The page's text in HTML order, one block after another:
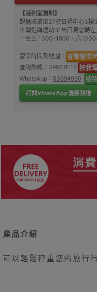
【陳列室資料】
觀塘成業街27號日昇中心3樓
＊鄰近觀塘站B1出口馬會轉
一至五 1000-1900、六
營業時間及地圖： 查看營業
查詢熱線： 3956 8117 按我
WhatsApp： 53694990 按
訂閱WhatsApp優惠頻道
產品介紹
可以輕鬆秤重您的旅行